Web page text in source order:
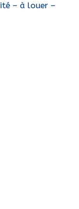
– à louer –